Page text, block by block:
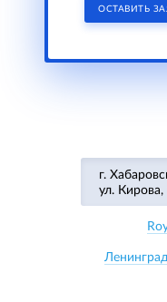
ОСТАВИТЬ
г.
ул. Кирова,